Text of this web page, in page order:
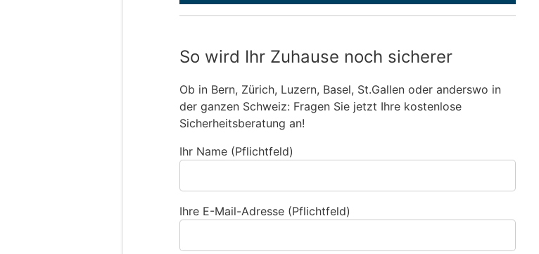
So wird Ihr Zuhause noch sicherer
Ob in Bern, Zürich, Luzern, Basel, St.Gallen oder anderswo in
der ganzen Schweiz: Fragen Sie jetzt Ihre kostenlose
Sicherheitsberatung an!
Ihr Name (Pflichtfeld)
Ihre E-Mail-Adresse (Pflichtfeld)